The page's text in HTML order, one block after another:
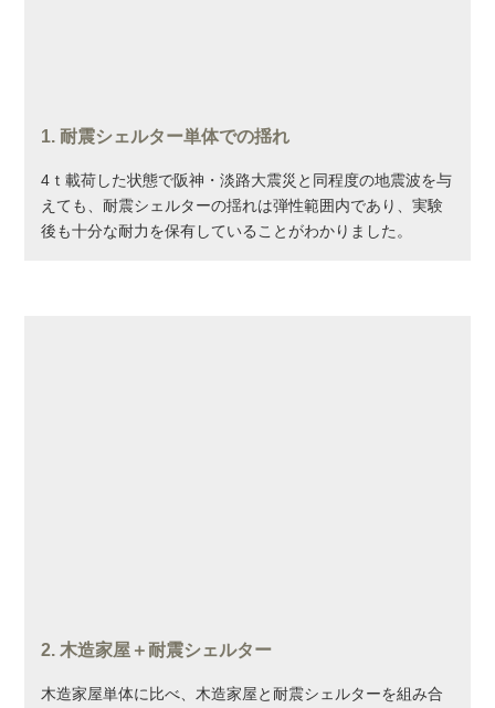
1. 耐震シェルター単体での揺れ
4ｔ載荷した状態で阪神・淡路大震災と同程度の地震波を与
えても、耐震シェルターの揺れは弾性範囲内であり、実験
後も十分な耐力を保有していることがわかりました。
2. 木造家屋＋耐震シェルター
木造家屋単体に比べ、木造家屋と耐震シェルターを組み合